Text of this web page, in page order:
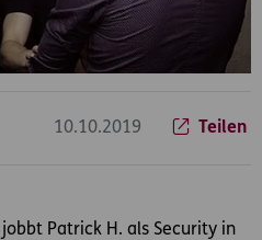
10.10.2019 Teilen
Patrick H. als Security in